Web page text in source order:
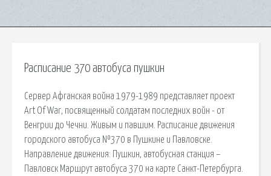
Расписание 370 автобуса пушкин
Сервер Афганская война 1979-1989 представляет проект
Art Of War, посвященный солдатам последних войн - от
Венгрии до Чечни. Живым и павшим. Расписание движения
городского автобуса №370 в Пушкине и Павловске.
Направление движения: Пушкин, автобусная станция –
Павловск Маршрут автобуса 370 на карте Санкт-Петербурга.